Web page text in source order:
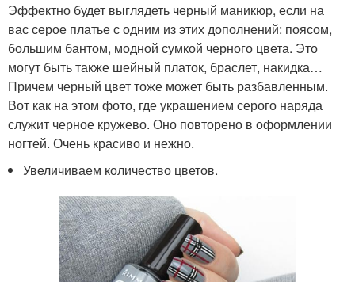
Эффектно будет выглядеть черный маникюр, если на
вас серое платье с одним из этих дополнений: поясом,
большим бантом, модной сумкой черного цвета. Это
могут быть также шейный платок, браслет, накидка…
Причем черный цвет тоже может быть разбавленным.
Вот как на этом фото, где украшением серого наряда
служит черное кружево. Оно повторено в оформлении
ногтей. Очень красиво и нежно.
Увеличиваем количество цветов.